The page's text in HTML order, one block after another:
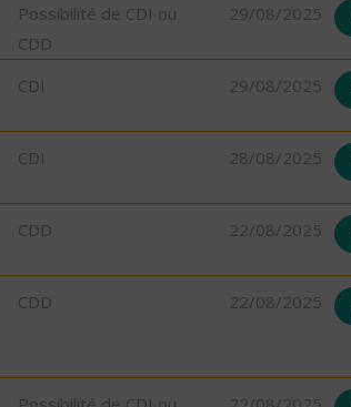
Possibilité de CDI ou
CDD
29/08/2025
CDI 29/08/2025
CDI 28/08/2025
CDD 22/08/2025
CDD 22/08/2025